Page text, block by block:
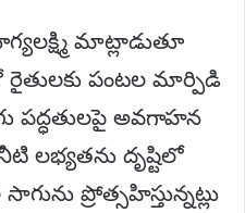
మాట్లాడుతూ
పంటల మార్పిడి
పద్ధతులపై అవగాహన
లభ్యతను దృష్టిలో
ప్రోత్సహిస్తున్నట్లు